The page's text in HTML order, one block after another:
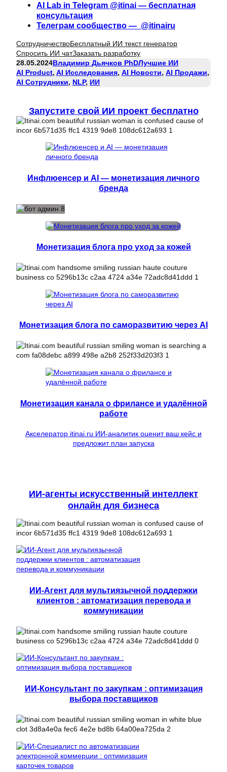
AI Lab in Telegram @itinai — бесплатная
консультация
Телеграм сообщество — @itinairu
СотрудничествоБесплатный ИИ текст генератор
Спросить ИИ чатЗаказать разработку
28.05.2024Владимир Дьячков PhDЛучшие ИИ
AI Product, AI Исследования, AI Новости, AI Продажи
AI Сотрудники, NLP, ИИ
Запустите свой ИИ проект бесплатно
Инфлюенсер и AI — монетизация личного
бренда
Монетизация блога про уход за кожей
Монетизация блога по саморазвитию через AI
Монетизация канала о фрилансе и удалённой
работе
Акселератор itinai.ru ИИ-аналитик оценит ваш кейс и
предложит план запуска
ИИ-агенты искусственный интеллект
онлайн для бизнеса
ИИ-Агент для мультиязычной поддержки
клиентов : автоматизация перевода и
коммуникации
ИИ-Консультант по закупкам : оптимизация
выбора поставщиков